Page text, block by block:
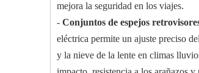
mejora la seguridad en los viajes.
- Conjuntos de espejos
eléctrica permite un ajuste preciso
y la nieve de la lente en climas